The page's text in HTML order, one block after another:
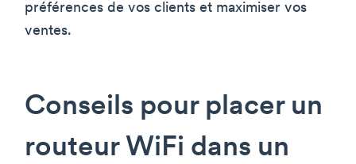
préférences de vos clients et maximiser vos
ventes.
Conseils pour placer un
routeur WiFi dans un